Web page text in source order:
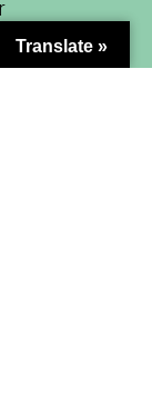
Translate »